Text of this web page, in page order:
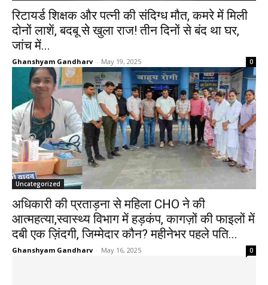
रिटायर्ड शिक्षक और पत्नी की संदिग्ध मौत, कमरे में मिली
दोनों लाशें, बदबू से खुला राज! तीन दिनों से बंद था घर,
जांच में...
Ghanshyam Gandharv - May 19, 2025 0
Uncategorized
अधिकारी की प्रताड़ना से महिला CHO ने की
आत्महत्या,स्वास्थ्य विभाग में हड़कंप, कागज़ों की फाइलों में
दबी एक ज़िंदगी, जिम्मेदार कौन? महीनेभर पहले पति...
Ghanshyam Gandharv - May 16, 2025 0